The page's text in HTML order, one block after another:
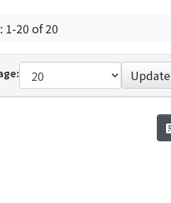
20 of 20
Update